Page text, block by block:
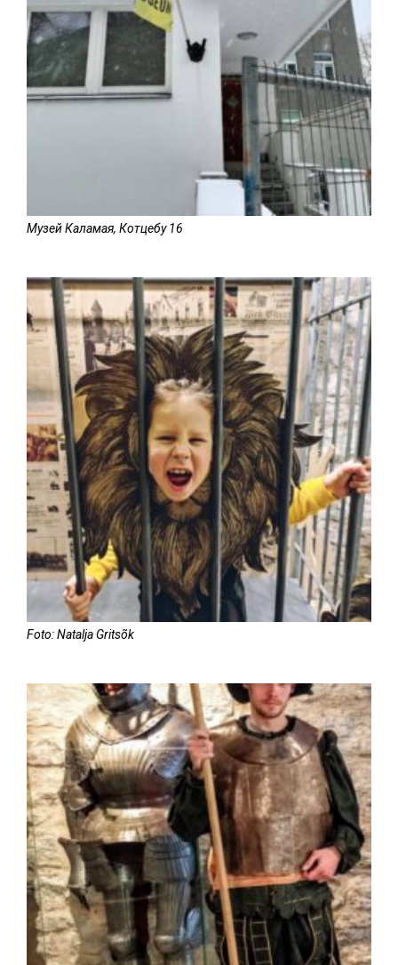
Музей Каламая, Котцебу 16
Foto: Natalja Gritsõk